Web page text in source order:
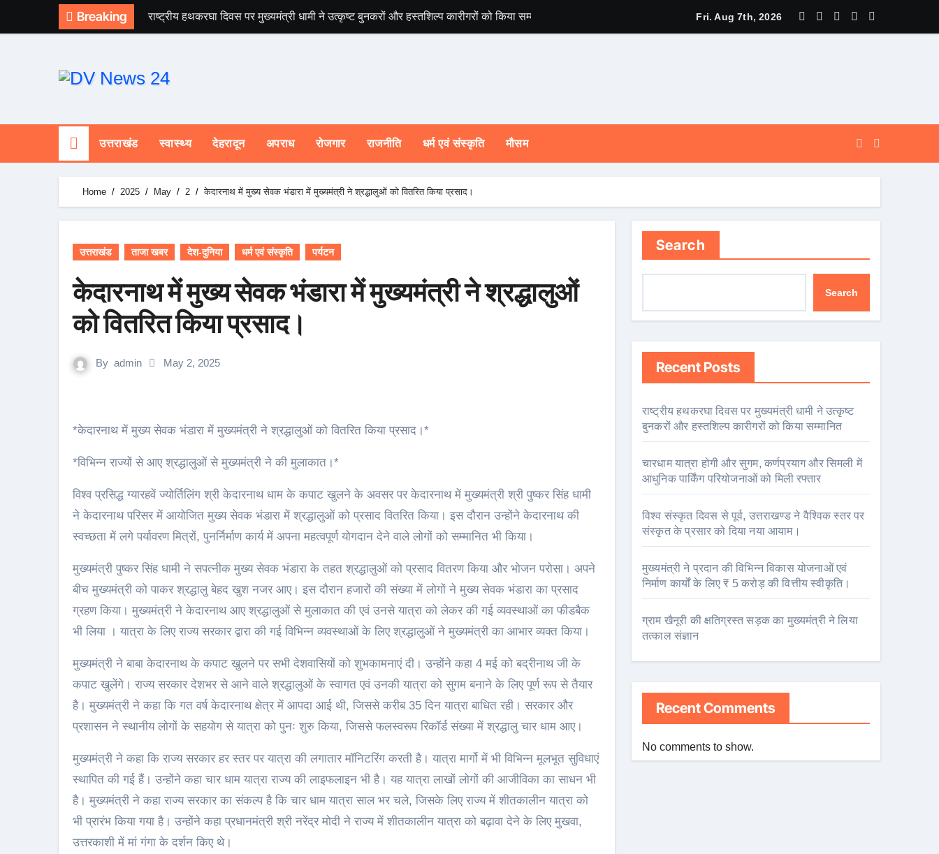
Breaking राष्ट्रीय हथकरघा दिवस पर मुख्यमंत्री धामी ने उत्कृष्ट बुनकरों और हस्तशिल्प कारीगरों को किया सम्मानित चारधाम यात्रा होगी और सुगम, कर्णप्रयाग और सिमली में आधुनिक पार्किंग परियोजनाओं को मिली रफ्तार
Fri. Aug 7th, 2026
उत्तराखंड स्वास्थ्य देहरादून अपराध रोजगार राजनीति धर्म एवं संस्कृति मौसम
Home 2025 May 2 केदारनाथ में मुख्य सेवक भंडारा में मुख्यमंत्री ने श्रद्धालुओं को वितरित किया प्रसाद।
उत्तराखंड ताजा खबर देश-दुनिया धर्म एवं संस्कृति पर्यटन
केदारनाथ में मुख्य सेवक भंडारा में मुख्यमंत्री ने श्रद्धालुओं
को वितरित किया प्रसाद।
By admin May 2, 2025
*केदारनाथ में मुख्य सेवक भंडारा में मुख्यमंत्री ने श्रद्धालुओं को वितरित किया प्रसाद।*
*विभिन्न राज्यों से आए श्रद्धालुओं से मुख्यमंत्री ने की मुलाकात।*
विश्व प्रसिद्ध ग्यारहवें ज्योर्तिलिंग श्री केदारनाथ धाम के कपाट खुलने के अवसर पर केदारनाथ में मुख्यमंत्री श्री पुष्कर सिंह धामी
ने केदारनाथ परिसर में आयोजित मुख्य सेवक भंडारा में श्रद्धालुओं को प्रसाद वितरित किया। इस दौरान उन्होंने केदारनाथ की
स्वच्छता में लगे पर्यावरण मित्रों, पुनर्निर्माण कार्य में अपना महत्वपूर्ण योगदान देने वाले लोगों को सम्मानित भी किया।
मुख्यमंत्री पुष्कर सिंह धामी ने सपत्नीक मुख्य सेवक भंडारा के तहत श्रद्धालुओं को प्रसाद वितरण किया और भोजन परोसा। अपने
बीच मुख्यमंत्री को पाकर श्रद्धालु बेहद खुश नजर आए। इस दौरान हजारों की संख्या में लोगों ने मुख्य सेवक भंडारा का प्रसाद
ग्रहण किया। मुख्यमंत्री ने केदारनाथ आए श्रद्धालुओं से मुलाकात की एवं उनसे यात्रा को लेकर की गई व्यवस्थाओं का फीडबैक
भी लिया । यात्रा के लिए राज्य सरकार द्वारा की गई विभिन्न व्यवस्थाओं के लिए श्रद्धालुओं ने मुख्यमंत्री का आभार व्यक्त किया।
मुख्यमंत्री ने बाबा केदारनाथ के कपाट खुलने पर सभी देशवासियों को शुभकामनाएं दी। उन्होंने कहा 4 मई को बद्रीनाथ जी के
कपाट खुलेंगे। राज्य सरकार देशभर से आने वाले श्रद्धालुओं के स्वागत एवं उनकी यात्रा को सुगम बनाने के लिए पूर्ण रूप से तैयार
है। मुख्यमंत्री ने कहा कि गत वर्ष केदारनाथ क्षेत्र में आपदा आई थी, जिससे करीब 35 दिन यात्रा बाधित रही। सरकार और
प्रशासन ने स्थानीय लोगों के सहयोग से यात्रा को पुनः शुरु किया, जिससे फलस्वरूप रिकॉर्ड संख्या में श्रद्धालु चार धाम आए।
मुख्यमंत्री ने कहा कि राज्य सरकार हर स्तर पर यात्रा की लगातार मॉनिटरिंग करती है। यात्रा मार्गो में भी विभिन्न मूलभूत सुविधाएं
स्थापित की गई हैं। उन्होंने कहा चार धाम यात्रा राज्य की लाइफलाइन भी है। यह यात्रा लाखों लोगों की आजीविका का साधन भी
है। मुख्यमंत्री ने कहा राज्य सरकार का संकल्प है कि चार धाम यात्रा साल भर चले, जिसके लिए राज्य में शीतकालीन यात्रा को
भी प्रारंभ किया गया है। उन्होंने कहा प्रधानमंत्री श्री नरेंद्र मोदी ने राज्य में शीतकालीन यात्रा को बढ़ावा देने के लिए मुखवा,
उत्तरकाशी में मां गंगा के दर्शन किए थे।
Search
Search
Recent Posts
राष्ट्रीय हथकरघा दिवस पर मुख्यमंत्री धामी ने उत्कृष्ट
बुनकरों और हस्तशिल्प कारीगरों को किया सम्मानित
चारधाम यात्रा होगी और सुगम, कर्णप्रयाग और सिमली में
आधुनिक पार्किंग परियोजनाओं को मिली रफ्तार
विश्व संस्कृत दिवस से पूर्व, उत्तराखण्ड ने वैश्विक स्तर पर
संस्कृत के प्रसार को दिया नया आयाम।
मुख्यमंत्री ने प्रदान की विभिन्न विकास योजनाओं एवं
निर्माण कार्यों के लिए ₹ 5 करोड़ की वित्तीय स्वीकृति।
ग्राम खैनूरी की क्षतिग्रस्त सड़क का मुख्यमंत्री ने लिया
तत्काल संज्ञान
Recent Comments
No comments to show.